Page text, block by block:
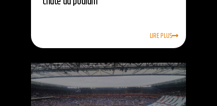
LIRE PLUS